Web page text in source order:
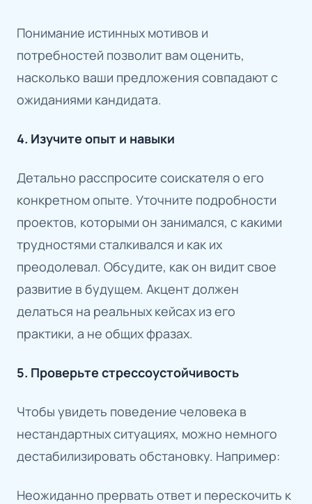
Понимание истинных мотивов и
потребностей позволит вам оценить,
насколько ваши предложения совпадают с
ожиданиями кандидата.
4. Изучите опыт и навыки
Детально расспросите соискателя о его
конкретном опыте. Уточните подробности
проектов, которыми он занимался, с какими
трудностями сталкивался и как их
преодолевал. Обсудите, как он видит свое
развитие в будущем. Акцент должен
делаться на реальных кейсах из его
практики, а не общих фразах.
5. Проверьте стрессоустойчивость
Чтобы увидеть поведение человека в
нестандартных ситуациях, можно немного
дестабилизировать обстановку. Например:
Неожиданно прервать ответ и перескочить к